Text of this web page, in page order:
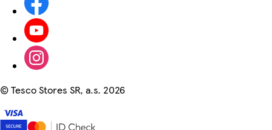
©Tesco Stores SR, a.s. 2026